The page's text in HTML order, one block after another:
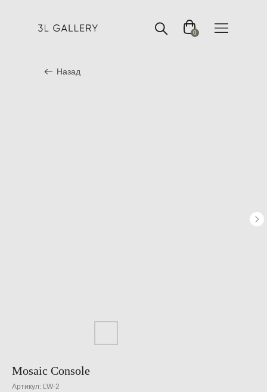
0
Назад
Mosaic Console
Артикул: LW-2